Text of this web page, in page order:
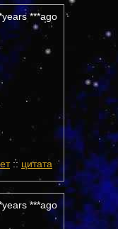
***ago
:: цитата
***ago